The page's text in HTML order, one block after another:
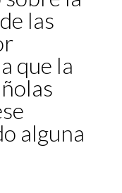
las
que la
alguna